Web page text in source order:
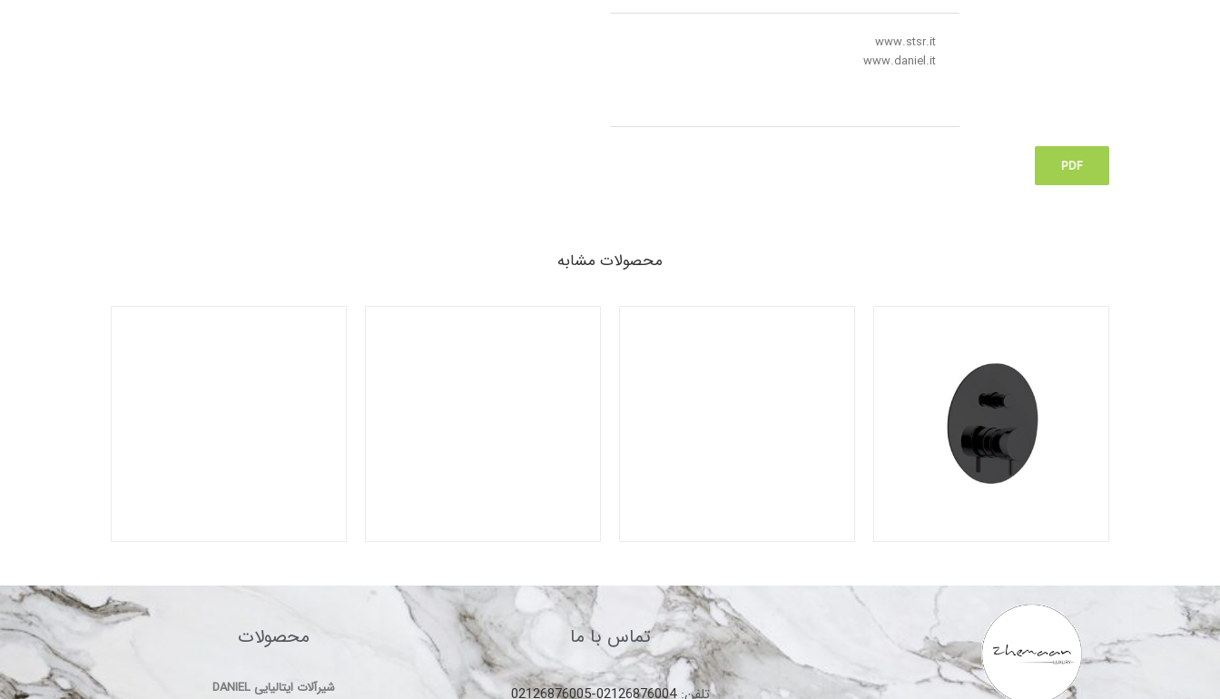
www.stsr.it
www.daniel.it
PDF
محصولات مشابه
تماس با ما
تلفن:02126876004-02126876005
محصولات
شیرآلات ایتالیایی DANIEL